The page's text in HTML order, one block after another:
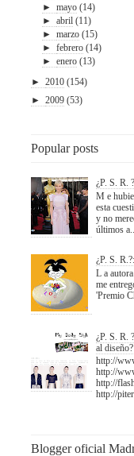
►mayo (14)
►abril (11)
►marzo (15)
►febrero (14)
►enero (13)
► 2010 (154)
► 2009 (53)
Popular posts
¿P. S. R.
M e
esta
y no
últimos a...
¿P. S.
L a
me
'Premio
¿P. S. R.
al diseño?
http://
http://
http://
http://
Blogger oficial